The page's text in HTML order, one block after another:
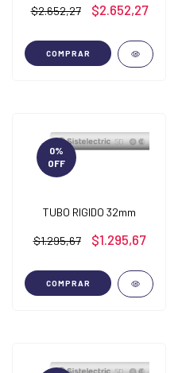
$2.652,27 $2.652,27
COMPRAR
0%
OFF
TUBO RIGIDO 32mm
$1.295,67 $1.295,67
COMPRAR